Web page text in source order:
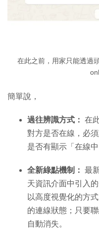
在此之前，用家只能透過
簡單說，
過往辨識方式： 在
對方是否在線，必
是否有顯示「在線
全新綠點機制： 最
天資訊介面中引入
以高度視覺化的方
的連線狀態；只要
自動消失。